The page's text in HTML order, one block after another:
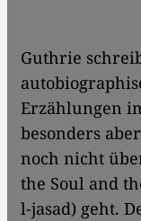
Guthrie
Erzählungen
besonders
noch nicht
the Soul and
l-jasad) geht.